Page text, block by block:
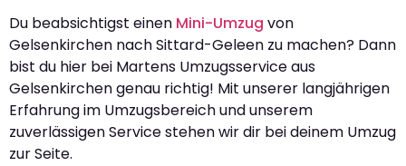
Du beabsichtigst einen Mini-Umzug von
Gelsenkirchen nach Sittard-Geleen zu machen? Dann
bist du hier bei Martens Umzugsservice aus
Gelsenkirchen genau richtig! Mit unserer langjährigen
Erfahrung im Umzugsbereich und unserem
zuverlässigen Service stehen wir dir bei deinem Umzug
zur Seite.